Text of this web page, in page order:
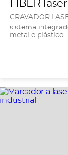
FIBER laser
GRAVADOR
sistema
metal e plástico